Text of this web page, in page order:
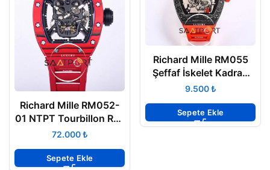
Richard Mille RM052-
01 NTPT Tourbillon Red
Skull Carbon
₺
Sepete Ekle
Richard Mille RM055
Şeffaf İskelet Kadran
Carbon Kasa
₺
Sepete Ekle